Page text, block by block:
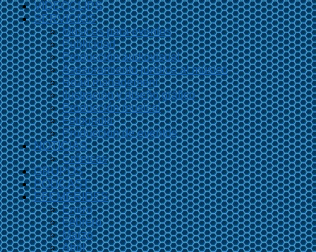
VIDEOCLIPS
SERVICIOS
Músicos para eventos
Publicidad
Producción audiovisual
Asesoramiento jurídico al músico
Road management
Ilustración y diseño gráfico
Producción musical
Fotografía
Producción de eventos
NOTICIAS
Crónicas
GRUPOS
PODCAST
EFEMÉRIDES
Enero
Febrero
Marzo
Abril